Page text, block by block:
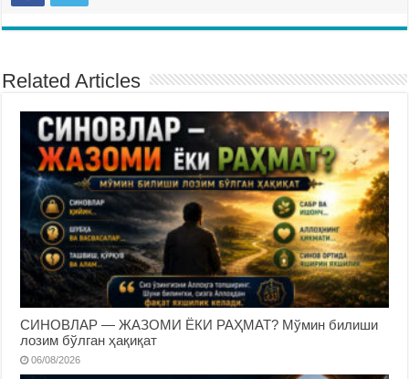
Related Articles
СИНОВЛАР — ЖАЗОМИ ЁКИ РАҲМАТ? Мўмин билиши
лозим бўлган ҳақиқат
06/08/2026